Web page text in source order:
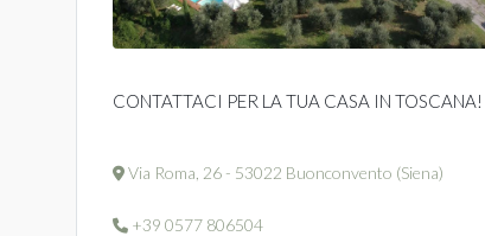
CONTATTACI PER LA TUA CASA IN TOSCANA!
Via Roma, 26 - 53022 Buonconvento (Siena)
+39 0577 806504